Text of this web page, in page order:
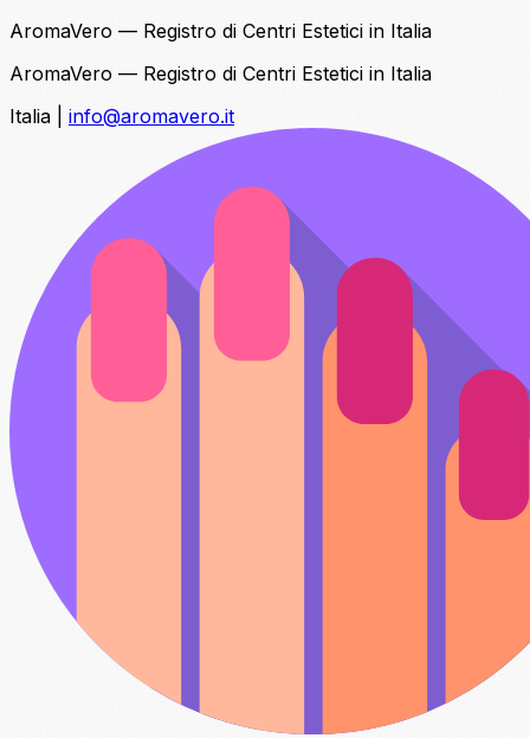
AromaVero — Registro di Centri Estetici in Italia
AromaVero — Registro di Centri Estetici in Italia
Italia
info@aromavero.it